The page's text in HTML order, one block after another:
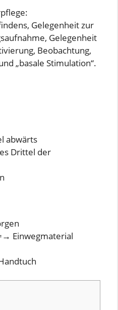
Gelegenheit zur
Gelegenheit
Beobachtung,
„basale Stimulation“.
abwärts
Drittel der
Einwegmaterial